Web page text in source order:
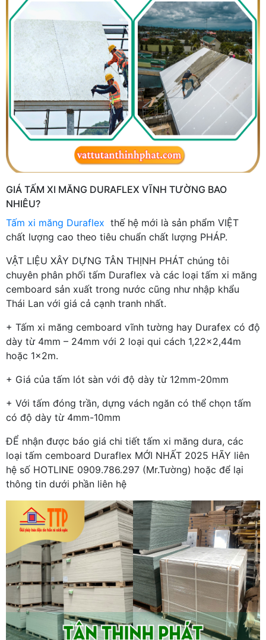
GIÁ TẤM XI MĂNG DURAFLEX VĨNH TƯỜNG BAO
NHIÊU?
Tấm xi măng Duraflex thế hệ mới là sản phẩm VIỆT
chất lượng cao theo tiêu chuẩn chất lượng PHÁP.
VẬT LIỆU XÂY DỰNG TÂN THỊNH PHÁT chúng tôi
chuyên phân phối tấm Duraflex và các loại tấm xi măng
cemboard sản xuất trong nước cũng như nhập khẩu
Thái Lan với giá cả cạnh tranh nhất.
+ Tấm xi măng cemboard vĩnh tường hay Durafex có độ
dày từ 4mm – 24mm với 2 loại qui cách 1,22x2,44m
hoặc 1x2m.
+ Giá của tấm lót sàn với độ dày từ 12mm-20mm
+ Với tấm đóng trần, dựng vách ngăn có thể chọn tấm
có độ dày từ 4mm-10mm
ĐỂ nhận được báo giá chi tiết tấm xi măng dura, các
loại tấm cemboard Duraflex MỚI NHẤT 2025 HÃY liên
hệ số HOTLINE 0909.786.297 (Mr.Tường) hoặc để lại
thông tin dưới phần liên hệ